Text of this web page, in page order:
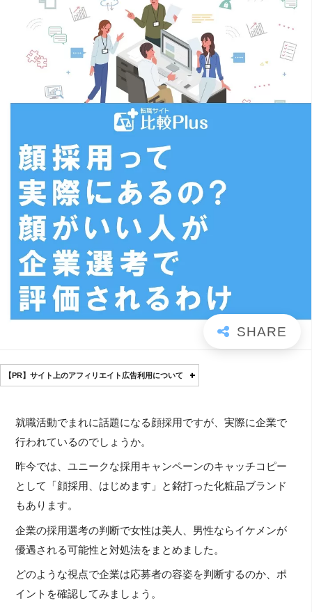
【PR】サイト上のアフィリエイト広告利用について
就職活動でまれに話題になる顔採用ですが、実際に企業で
行われているのでしょうか。
昨今では、ユニークな採用キャンペーンのキャッチコピー
として「顔採用、はじめます」と銘打った化粧品ブランド
もあります。
企業の採用選考の判断で女性は美人、男性ならイケメンが
優遇される可能性と対処法をまとめました。
どのような視点で企業は応募者の容姿を判断するのか、ポ
イントを確認してみましょう。